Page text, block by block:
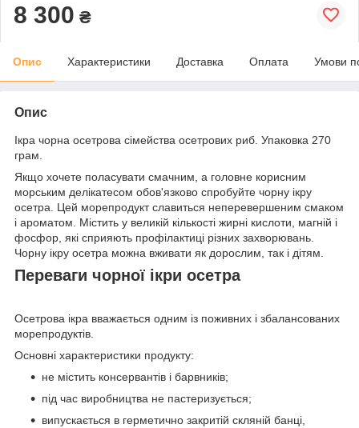
8 300 ₴
Опис Характеристики Доставка Оплата Умови
Опис
Ікра чорна осетрова сімейства осетрових риб. Упаковка 270
грам.
Якщо хочете поласувати смачним, а головне корисним
морським делікатесом обов'язково спробуйте чорну ікру
осетра. Цей морепродукт славиться неперевершеним смаком
і ароматом. Містить у великій кількості жирні кислоти, магній і
фосфор, які сприяють профілактиці різних захворювань.
Чорну ікру осетра можна вживати як дорослим, так і дітям.
Переваги чорної ікри осетра
Осетрова ікра вважається одним із поживних і збалансованих
морепродуктів.
Основні характеристики продукту:
не містить консервантів і барвників;
під час виробництва не пастеризується;
випускається в герметично закритій скляній банці,